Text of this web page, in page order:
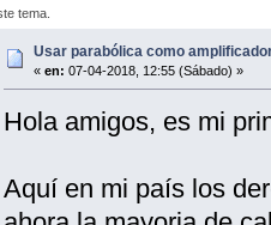
tema.
Usar parabólica como
« en: 07-04-2018, 12:55 (Sábado) »
Hola amigos, es mi
Aquí en mi país los